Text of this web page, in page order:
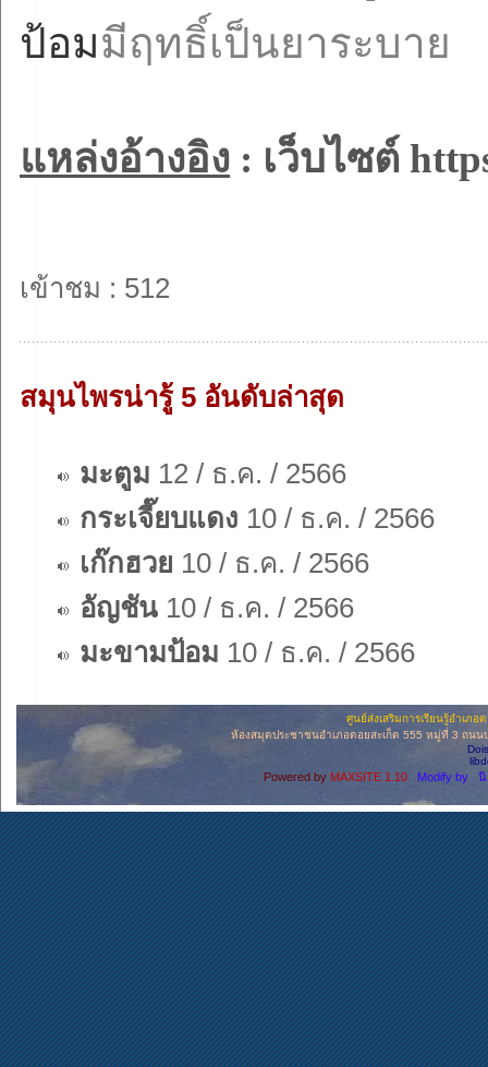
ป้อมมีฤทธิ์เป็นยาระบาย
แหล่งอ้างอิง : เว็บไซต์
เข้าชม : 512
สมุนไพรน่ารู้ 5 อันดับล่าสุด
มะตูม 12 / ธ.ค. / 2566
กระเจี๊ยบแดง 10 / ธ.ค. / 2566
เก๊กฮวย 10 / ธ.ค. / 2566
อัญชัน 10 / ธ.ค. / 2566
มะขามป้อม 10 / ธ.ค. / 2566
ศูนย์ส่งเสริมการเรียนรู้อำเภ
ห้องสมุดประชาชนอำเภอดอยสะเก็ด 555 หมู่ที่ 3 ถนน
Powered by MAXSITE 1.10 Modify by